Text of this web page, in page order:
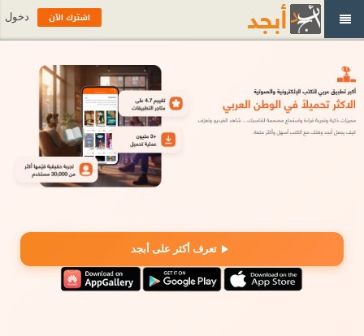
تعرف أكثر على أبجد
اشترك الآن دخول